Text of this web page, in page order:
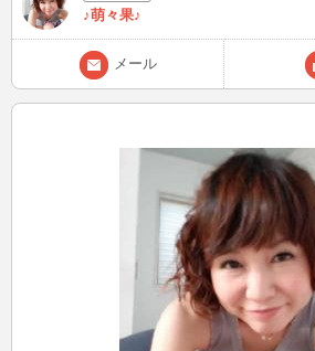
♪萌々果♪
メール